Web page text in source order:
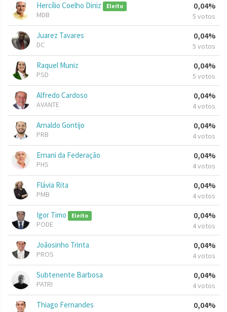
Hercílio Coelho Diniz Eleito
MDB
0,04%
5 votos
Juarez Tavares
DC
0,04%
5 votos
Raquel Muniz
PSD
0,04%
5 votos
Alfredo Cardoso
AVANTE
0,04%
4 votos
Arnaldo Gontijo
PRB
0,04%
4 votos
Ernani da Federação
PHS
0,04%
4 votos
Flávia Rita
PMB
0,04%
4 votos
Igor Timo Eleito
PODE
0,04%
4 votos
Joãosinho Trinta
PROS
0,04%
4 votos
Subtenente Barbosa
PATRI
0,04%
4 votos
Thiago Fernandes 0,04%